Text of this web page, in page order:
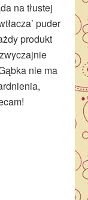
na tłustej
puder
produkt
nie ma